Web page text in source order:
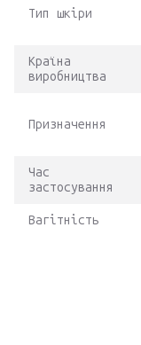
Тип шкіри
Країна
виробництва
Призначення
Час
застосування
Вагітність